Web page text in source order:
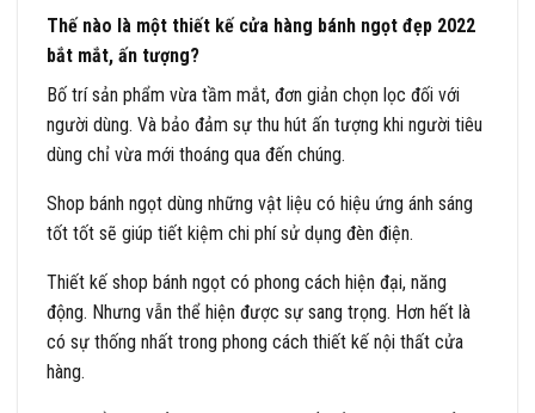
Thế nào là một thiết kế cửa hàng bánh ngọt đẹp 2022
bắt mắt, ấn tượng?
Bố trí sản phẩm vừa tầm mắt, đơn giản chọn lọc đối với
người dùng. Và bảo đảm sự thu hút ấn tượng khi người tiêu
dùng chỉ vừa mới thoáng qua đến chúng.
Shop bánh ngọt dùng những vật liệu có hiệu ứng ánh sáng
tốt tốt sẽ giúp tiết kiệm chi phí sử dụng đèn điện.
Thiết kế shop bánh ngọt có phong cách hiện đại, năng
động. Nhưng vẫn thể hiện được sự sang trọng. Hơn hết là
có sự thống nhất trong phong cách thiết kế nội thất cửa
hàng.